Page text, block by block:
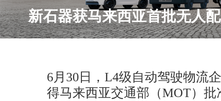
新石器获马来西亚首批无人
6月30日，L4级自动驾驶物流
得马来西亚交通部（MOT）